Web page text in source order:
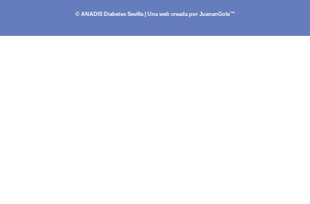
© ANADIS Diabetes Sevilla | Una web creada por JuananGole™